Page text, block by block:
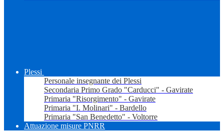
Plessi
Personale insegnante dei Plessi
Secondaria Primo Grado "Carducci" - Gavirate
Primaria "Risorgimento" - Gavirate
Primaria "I. Molinari" - Bardello
Primaria "San Benedetto" - Voltorre
Attuazione misure PNRR